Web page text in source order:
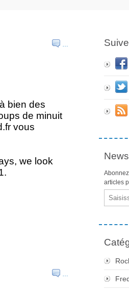
…
bien des
de minuit
vous
we look
articles
Email